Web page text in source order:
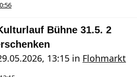
Bühne 31.5. 2
13:15 in Flohmarkt